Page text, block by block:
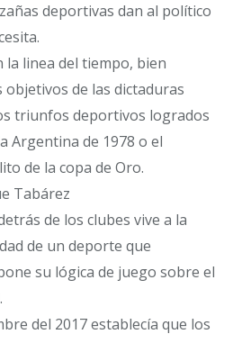
deportivas dan al político
la linea del tiempo, bien
de las dictaduras
triunfos deportivos logrados
Argentina de 1978 o el
de la copa de Oro.
Tabárez
de los clubes vive a la
de un deporte que
su lógica de juego sobre el
del 2017 establecía que los